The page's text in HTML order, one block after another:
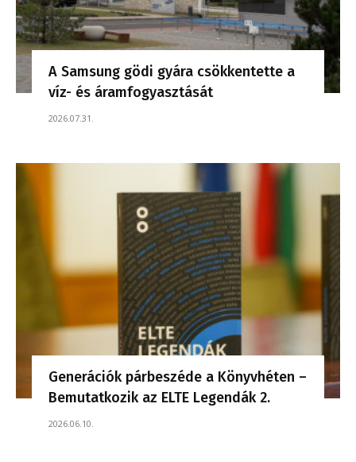
A Samsung gödi gyára csökkentette a
víz- és áramfogyasztását
2026.07.31.
Generációk párbeszéde a Könyvhéten –
Bemutatkozik az ELTE Legendák 2.
2026.06.10.